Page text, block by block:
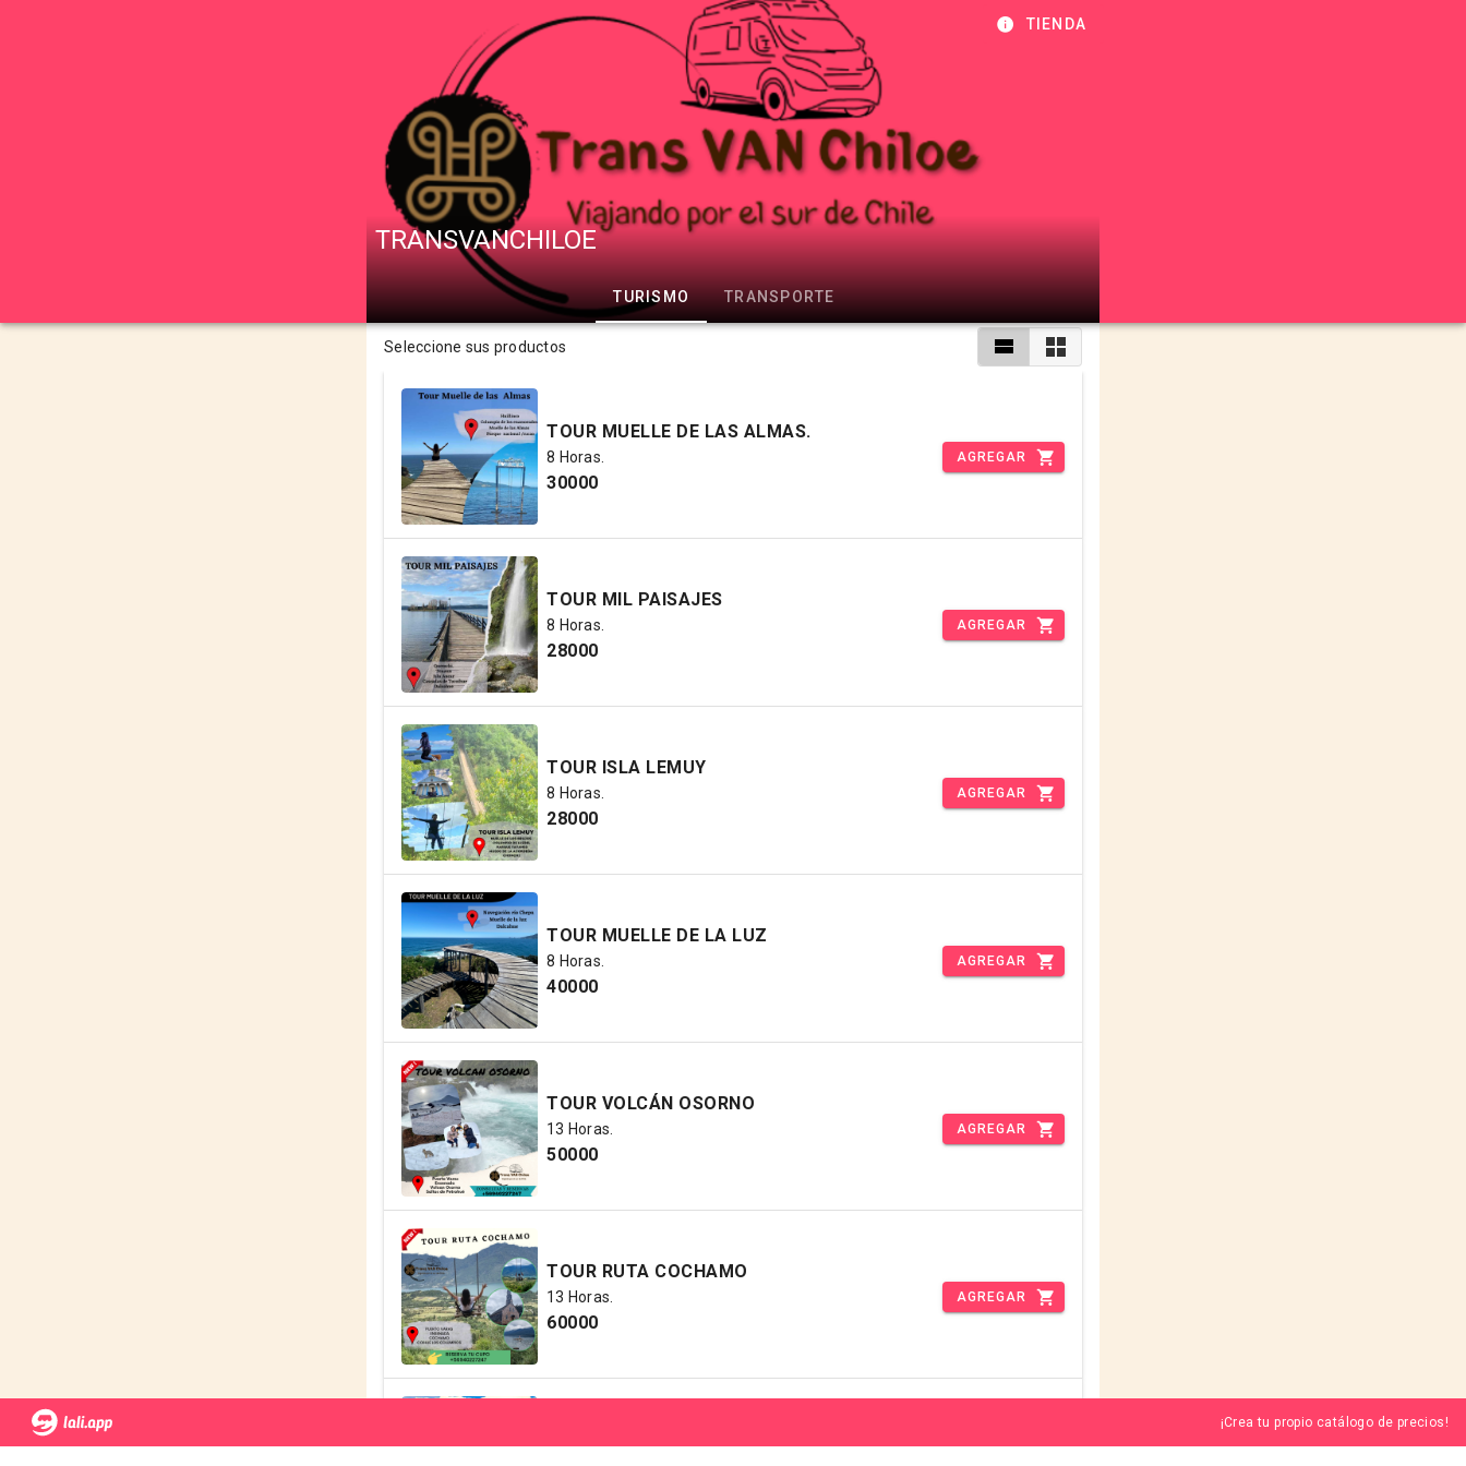
TRANSVANCHILOE
TIENDA
TURISMO TRANSPORTE
Seleccione sus productos
TOUR MUELLE DE LAS ALMAS.
8 Horas.
30000
AGREGAR
TOUR MIL PAISAJES
8 Horas.
28000
AGREGAR
TOUR ISLA LEMUY
8 Horas.
28000
AGREGAR
TOUR MUELLE DE LA LUZ
8 Horas.
40000
AGREGAR
TOUR VOLCÁN OSORNO
13 Horas.
50000
AGREGAR
TOUR RUTA COCHAMO
13 Horas.
60000
AGREGAR
¡Crea tu propio catálogo de precios!